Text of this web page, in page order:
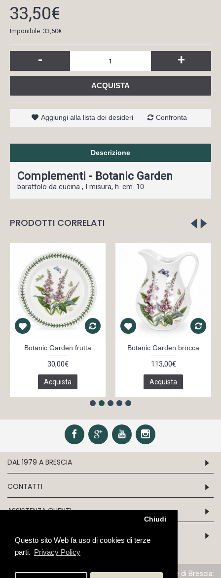
Questo sito Web fa uso di cookies di terze
parti. Privacy Policy
Chiudi
33,50€
Imponibile: 33,50€
- +
ACQUISTA
Aggiungi alla lista dei desideri Confronta
Descrizione
Complementi - Botanic Garden
barattolo da cucina , I misura, h. cm. 10
PRODOTTI CORRELATI
Botanic Garden frutta
30,00€
Acquista
Botanic Garden brocca
113,00€
Acquista
DAL 1979 A BRESCIA
CONTATTI
ASSISTENZA CLIENTI
INFORMATION
P.IVA/C.F. 03243970179 - N.iscrizione al Reg. Imprese di Brescia: